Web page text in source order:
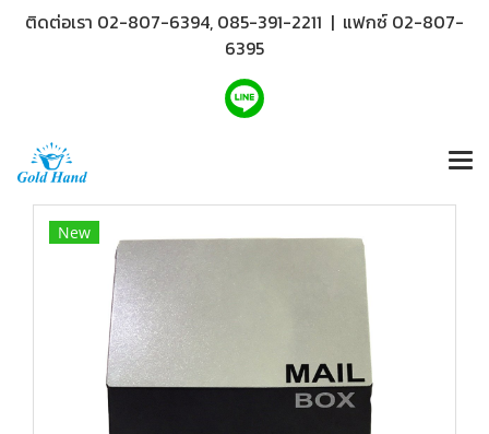
ติดต่อเรา 02-807-6394, 085-391-2211 | แฟกซ์ 02-807-
6395
New